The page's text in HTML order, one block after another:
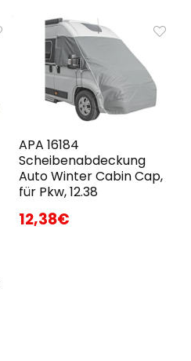
APA 16184
Scheibenabdeckung
Auto Winter Cabin Cap,
für Pkw, 12.38
12,38€